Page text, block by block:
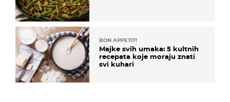
BON APPETIT!
Majke svih umaka: 5 kultnih
recepata koje moraju znati
svi kuhari